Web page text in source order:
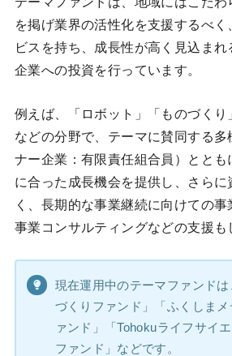
を掲げ業界の活性化を支援するべ
ビスを持ち、成長性が高く見込ま
企業への投資を行っています。
例えば、「ロボット」「ものづくり
などの分野で、テーマに賛同する多
ナー企業：有限責任組合員）ととも
に合った成長機会を提供し、さらに
く、長期的な事業継続に向けての事
事業コンサルティングなどの支援も
現在運用中のテーマファンド
づくりファンド」「ふくしま
ァンド」「Tohokuライフサイ
ファンド」などです。